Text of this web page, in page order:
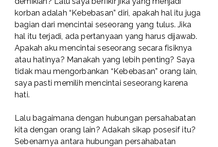
korban adalah “Kebebasan” diri, apakah hal itu juga
bagian dari mencintai seseorang yang tulus. Jika
hal itu terjadi, ada pertanyaan yang harus dijawab.
Apakah aku mencintai seseorang secara fisiknya
atau hatinya? Manakah yang lebih penting? Saya
tidak mau mengorbankan “Kebebasan” orang lain,
saya pasti memilih mencintai seseorang karena
hati.
Lalu bagaimana dengan hubungan persahabatan
kita dengan orang lain? Adakah sikap posesif itu?
Sebenarnya antara hubungan persahabatan